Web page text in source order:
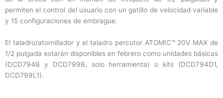
permiten el control del usuario con un gatillo de velocidad variable
y 15 configuraciones de embrague.
El taladro/atornillador y el taladro percutor ATOMIC™ 20V MAX de
1/2 pulgada estarán disponibles en febrero como unidades básicas
(DCD794B y DCD799B, solo herramienta) o kits (DCD794D1,
DCD799L1).